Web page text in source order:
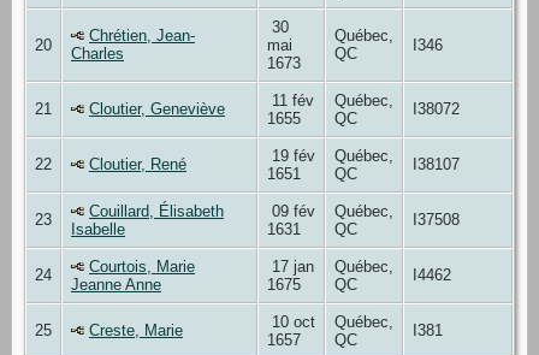
20
Chrétien, Jean-
Charles
30
mai
1673
Québec,
QC
I346
21 Cloutier, Geneviève
11 fév
1655
Québec,
QC
I38072
22 Cloutier, René
19 fév
1651
Québec,
QC
I38107
23
Couillard, Élisabeth
Isabelle
09 fév
1631
Québec,
QC
I37508
24
Courtois, Marie
Jeanne Anne
17 jan
1675
Québec,
QC
I4462
25 Creste, Marie
10 oct
1657
Québec,
QC
I381